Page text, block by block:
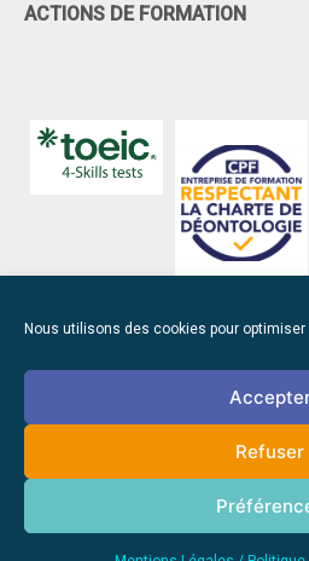
Nous utilisons des cookies pour
Refuser
ACTIONS DE FORMATION
103 Rue Henri Gautier,
44550 Montoir-
Site update 2 juin